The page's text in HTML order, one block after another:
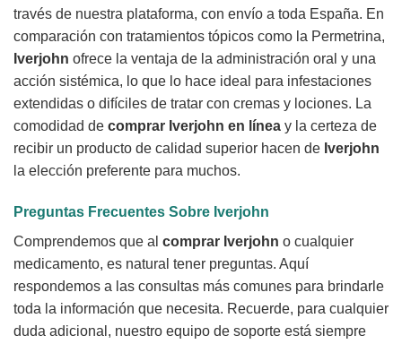
través de nuestra plataforma, con envío a toda España. En
comparación con tratamientos tópicos como la Permetrina,
Iverjohn ofrece la ventaja de la administración oral y una
acción sistémica, lo que lo hace ideal para infestaciones
extendidas o difíciles de tratar con cremas y lociones. La
comodidad de comprar Iverjohn en línea y la certeza de
recibir un producto de calidad superior hacen de Iverjohn
la elección preferente para muchos.
Preguntas Frecuentes Sobre Iverjohn
Comprendemos que al comprar Iverjohn o cualquier
medicamento, es natural tener preguntas. Aquí
respondemos a las consultas más comunes para brindarle
toda la información que necesita. Recuerde, para cualquier
duda adicional, nuestro equipo de soporte está siempre